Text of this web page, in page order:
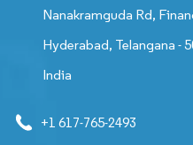
Nanakramguda Rd,
Hyderabad, Telangana -
India
+1 617-765-2493